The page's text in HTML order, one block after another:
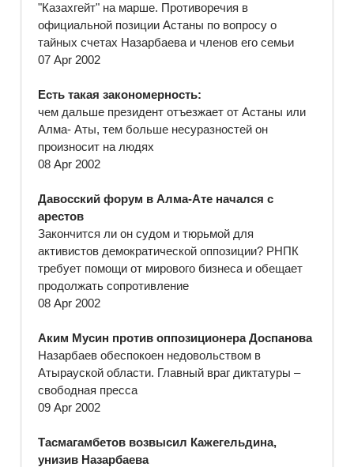
"Казахгейт" на марше. Противоречия в
официальной позиции Астаны по вопросу о
тайных счетах Назарбаева и членов его семьи
07 Apr 2002
Есть такая закономерность:
чем дальше президент отъезжает от Астаны или
Алма- Аты, тем больше несуразностей он
произносит на людях
08 Apr 2002
Давосский форум в Алма-Ате начался с
арестов
Закончится ли он судом и тюрьмой для
активистов демократической оппозиции? РНПК
требует помощи от мирового бизнеса и обещает
продолжать сопротивление
08 Apr 2002
Аким Мусин против оппозиционера Доспанова
Назарбаев обеспокоен недовольством в
Атырауской области. Главный враг диктатуры –
свободная пресса
09 Apr 2002
Тасмагамбетов возвысил Кажегельдина,
унизив Назарбаева